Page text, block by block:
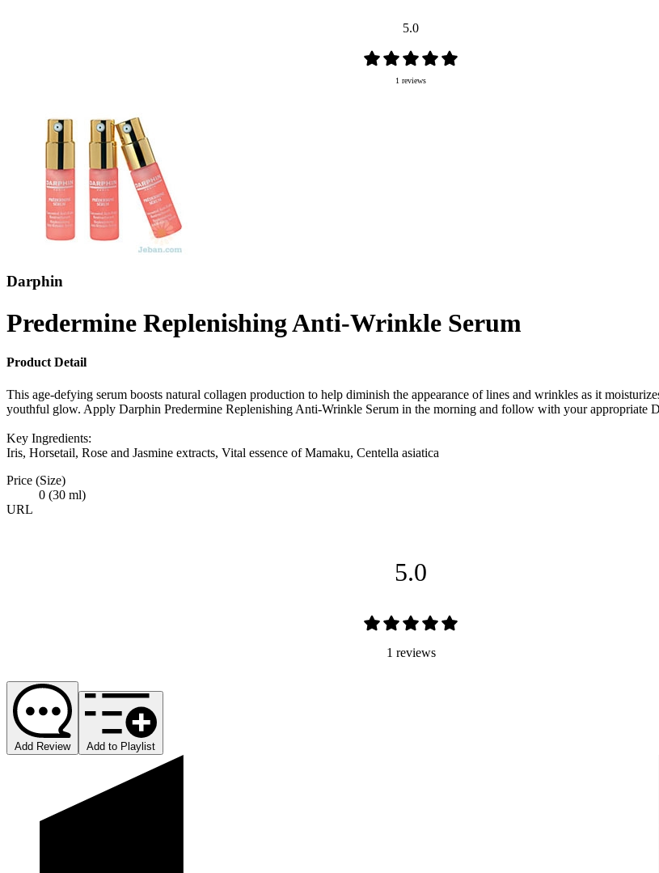
5.0
1 reviews
Darphin
Predermine Replenishing Anti-Wrinkle Serum
Product Detail
This age-defying serum boosts natural collagen production to help diminish the appearance of lines and wrinkles as it
youthful glow. Apply Darphin Predermine Replenishing Anti-Wrinkle Serum in the morning and follow with your appropriate
Key Ingredients:
Iris, Horsetail, Rose and Jasmine extracts, Vital essence of Mamaku, Centella asiatica
Price (Size)
0 (30 ml)
URL
5.0
1 reviews
Add Review Add to Playlist